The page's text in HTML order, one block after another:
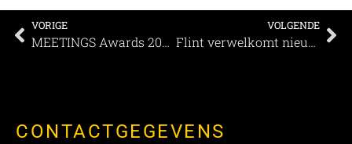
VORIGE
MEETINGS Awards 2021 | U kunt weer stemmen!
VOLGENDE
Flint verwelkomt nieuwe drager Next Buzz
CONTACTGEGEVENS